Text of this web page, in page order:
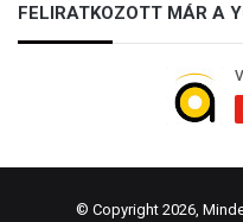
FELIRATKOZOTT MÁR A
© Copyright 2026,